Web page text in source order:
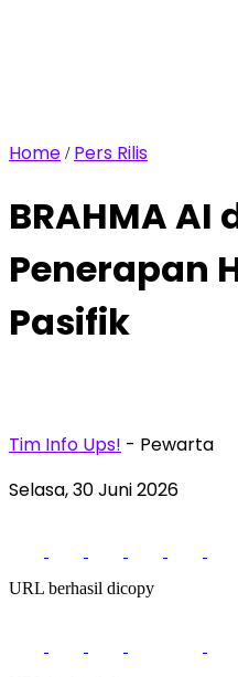
Home / Pers Rilis
BRAHMA
Penerapan
Pasifik
Tim Info Ups! - Pewarta
Selasa, 30 Juni 2026
URL berhasil dicopy